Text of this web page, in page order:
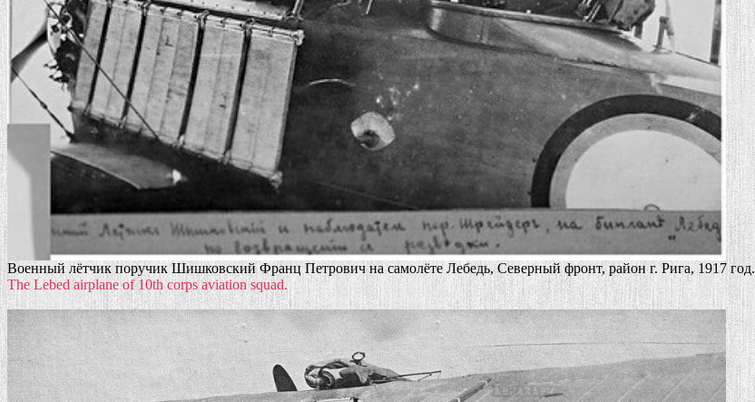
Военный лётчик поручик Шишковский Франц Петрович на самолёте Лебедь, Северный фронт, район г. Рига, 1917 год.
The Lebed airplane of 10th corps aviation squad.